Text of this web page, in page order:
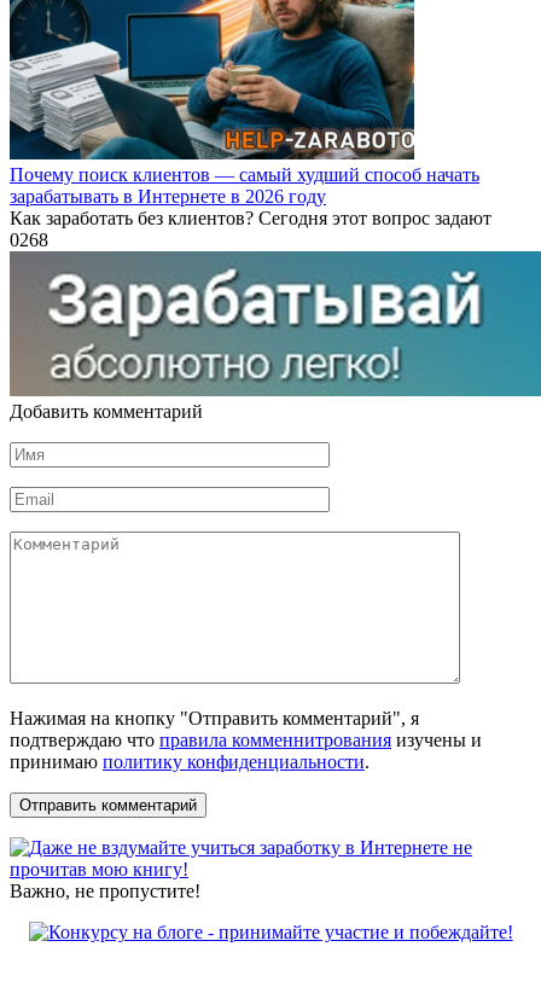
Почему поиск клиентов — самый худший способ начать
зарабатывать в Интернете в 2026 году
Как заработать без клиентов? Сегодня этот вопрос задают
0268
Добавить комментарий
Имя
*
Email
*
Комментарий
Нажимая на кнопку "Отправить комментарий", я
подтверждаю что правила комменнитрования изучены и
принимаю политику конфиденциальности.
Важно, не пропустите!